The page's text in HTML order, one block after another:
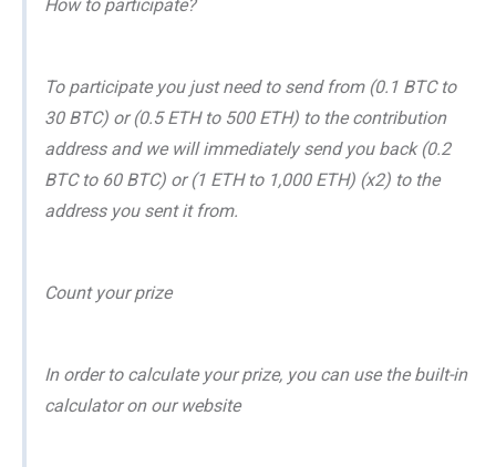
How to participate?
To participate you just need to send from (0.1 BTC to
30 BTC) or (0.5 ETH to 500 ETH) to the contribution
address and we will immediately send you back (0.2
BTC to 60 BTC) or (1 ETH to 1,000 ETH) (x2) to the
address you sent it from.
Count your prize
In order to calculate your prize, you can use the built-in
calculator on our website